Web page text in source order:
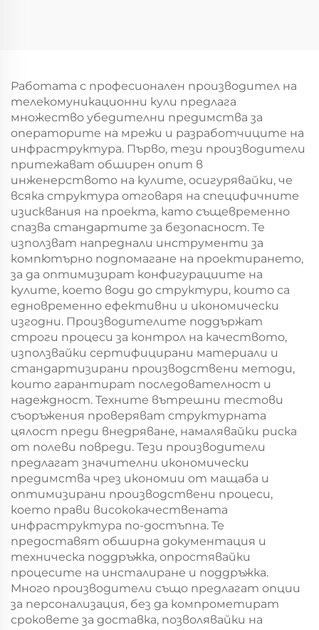
комуникационна кула
Работата с професионален производител на
телекомуникационни кули предлага
множество убедителни предимства за
операторите на мрежи и разработчиците на
инфраструктура. Първо, тези производители
притежават обширен опит в
инженерството на кулите, осигурявайки, че
всяка структура отговаря на специфичните
изисквания на проекта, като същевременно
спазва стандартите за безопасност. Те
използват напреднали инструменти за
компютърно подпомагане на проектирането,
за да оптимизират конфигурациите на
кулите, което води до структури, които са
едновременно ефективни и икономически
изгодни. Производителите поддържат
строги процеси за контрол на качеството,
използвайки сертифицирани материали и
стандартизирани производствени методи,
които гарантират последователност и
надеждност. Техните вътрешни тестови
съоръжения проверяват структурната
цялост преди внедряване, намалявайки риска
от полеви повреди. Тези производители
предлагат значителни икономически
предимства чрез икономии от мащаба и
оптимизирани производствени процеси,
което прави висококачествената
инфраструктура по-достъпна. Те
предоставят обширна документация и
техническа поддръжка, опростявайки
процесите на инсталиране и поддръжка.
Много производители също предлагат опции
за персонализация, без да компрометират
сроковете за доставка, позволявайки на